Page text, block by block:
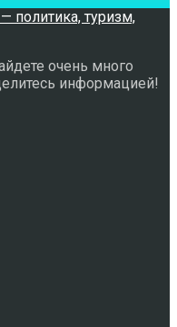
очень много
информацией!